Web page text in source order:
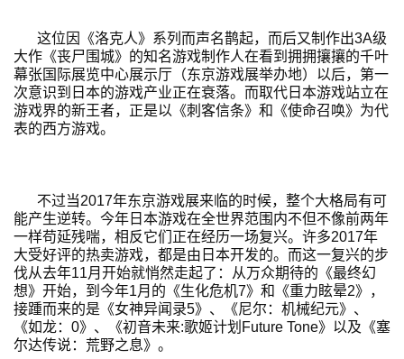
这位因《洛克人》系列而声名鹊起，而后又制作出3A级
大作《丧尸围城》的知名游戏制作人在看到拥拥攘攘的千叶
幕张国际展览中心展示厅（东京游戏展举办地）以后，第一
次意识到日本的游戏产业正在衰落。而取代日本游戏站立在
游戏界的新王者，正是以《刺客信条》和《使命召唤》为代
表的西方游戏。
不过当2017年东京游戏展来临的时候，整个大格局有可
能产生逆转。今年日本游戏在全世界范围内不但不像前两年
一样苟延残喘，相反它们正在经历一场复兴。许多2017年
大受好评的热卖游戏，都是由日本开发的。而这一复兴的步
伐从去年11月开始就悄然走起了：从万众期待的《最终幻
想》开始，到今年1月的《生化危机7》和《重力眩晕2》，
接踵而来的是《女神异闻录5》、《尼尔：机械纪元》、
《如龙：0》、《初音未来:歌姬计划Future Tone》以及《塞
尔达传说：荒野之息》。